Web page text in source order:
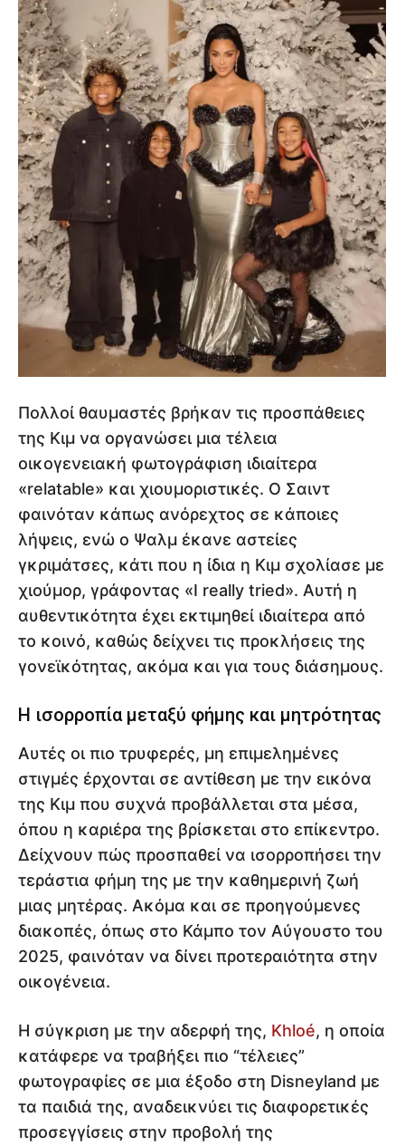
Πολλοί θαυμαστές βρήκαν τις προσπάθειες
της Κιμ να οργανώσει μια τέλεια
οικογενειακή φωτογράφιση ιδιαίτερα
«relatable» και χιουμοριστικές. Ο Σαιντ
φαινόταν κάπως ανόρεχτος σε κάποιες
λήψεις, ενώ ο Ψαλμ έκανε αστείες
γκριμάτσες, κάτι που η ίδια η Κιμ σχολίασε με
χιούμορ, γράφοντας «I really tried». Αυτή η
αυθεντικότητα έχει εκτιμηθεί ιδιαίτερα από
το κοινό, καθώς δείχνει τις προκλήσεις της
γονεϊκότητας, ακόμα και για τους διάσημους.
Η ισορροπία μεταξύ φήμης και μητρότητας
Αυτές οι πιο τρυφερές, μη επιμελημένες
στιγμές έρχονται σε αντίθεση με την εικόνα
της Κιμ που συχνά προβάλλεται στα μέσα,
όπου η καριέρα της βρίσκεται στο επίκεντρο.
Δείχνουν πώς προσπαθεί να ισορροπήσει την
τεράστια φήμη της με την καθημερινή ζωή
μιας μητέρας. Ακόμα και σε προηγούμενες
διακοπές, όπως στο Κάμπο τον Αύγουστο του
2025, φαινόταν να δίνει προτεραιότητα στην
οικογένεια.
Η σύγκριση με την αδερφή της, Khloé, η οποία
κατάφερε να τραβήξει πιο “τέλειες”
φωτογραφίες σε μια έξοδο στη Disneyland με
τα παιδιά της, αναδεικνύει τις διαφορετικές
προσεγγίσεις στην προβολή της